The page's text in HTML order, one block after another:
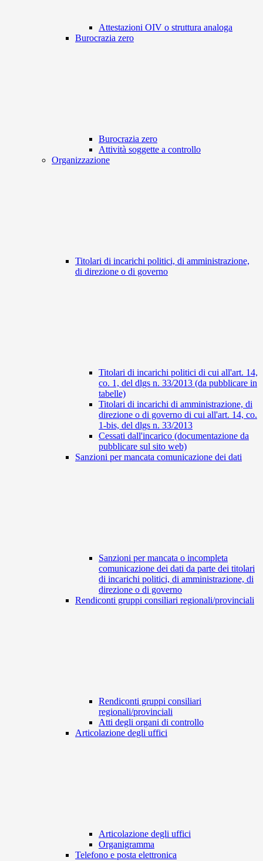
Attestazioni OIV o struttura analoga
Burocrazia zero
Burocrazia zero
Attività soggette a controllo
Organizzazione
Titolari di incarichi politici, di amministrazione,
di direzione o di governo
Titolari di incarichi politici di cui all'art. 14,
co. 1, del dlgs n. 33/2013 (da pubblicare in
tabelle)
Titolari di incarichi di amministrazione, di
direzione o di governo di cui all'art. 14, co.
1-bis, del dlgs n. 33/2013
Cessati dall'incarico (documentazione da
pubblicare sul sito web)
Sanzioni per mancata comunicazione dei dati
Sanzioni per mancata o incompleta
comunicazione dei dati da parte dei titolari
di incarichi politici, di amministrazione, di
direzione o di governo
Rendiconti gruppi consiliari regionali/provinciali
Rendiconti gruppi consiliari
regionali/provinciali
Atti degli organi di controllo
Articolazione degli uffici
Articolazione degli uffici
Organigramma
Telefono e posta elettronica